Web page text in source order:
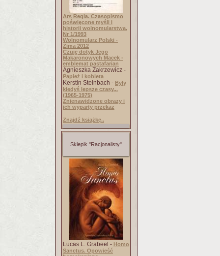
Ars Regia. Czasopismo
poświęcone myśli i
historii wolnomularstwa.
Nr 1/1993
Wolnomularz Polski -
Zima 2012
Czuję dotyk Jego
Makaronowych Macek -
emblemat pastafarian
Agnieszka Zakrzewicz -
Papież i kobieta
Kerstin Steinbach - Były
kiedyś lepsze czasy...
(1965-1975)
Znienawidzone obrazy i
ich wyparty przekaz
Znajdź książkę..
Sklepik "Racjonalisty"
Lucas L. Grabeel - Homo
Sanctus. Opowieść